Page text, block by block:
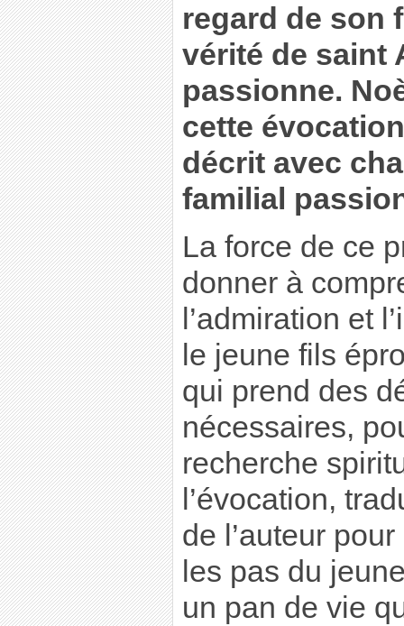
regard de son
vérité de saint
passionne.
cette
décrit avec
familial
La force de ce
donner à
l’admiration et
le jeune fils
qui prend des
nécessaires,
recherche
l’évocation,
de l’auteur
les pas du
un pan de vie